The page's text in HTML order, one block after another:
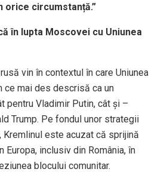
orice circumstanță.”
în lupta Moscovei cu Uniunea
vin în contextul în care Uniunea
ce mai des descrisă ca un
pentru Vladimir Putin, cât și –
Trump. Pe fondul unor strategii
Kremlinul este acuzat că sprijină
inclusiv din România, în
blocului comunitar.